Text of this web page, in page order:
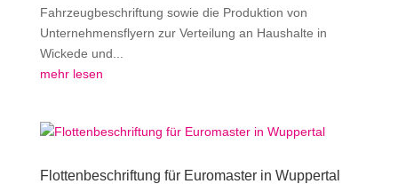
Fahrzeugbeschriftung sowie die Produktion von
Unternehmensflyern zur Verteilung an Haushalte in
Wickede und...
mehr lesen
Flottenbeschriftung für Euromaster in Wuppertal